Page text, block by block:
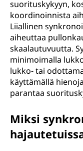
suorituskykyyn,
koordinoinnista
Liiallinen
aiheuttaa
skaalautuvuutta.
minimoimalla
lukko- tai
käyttämällä
parantaa
Miksi